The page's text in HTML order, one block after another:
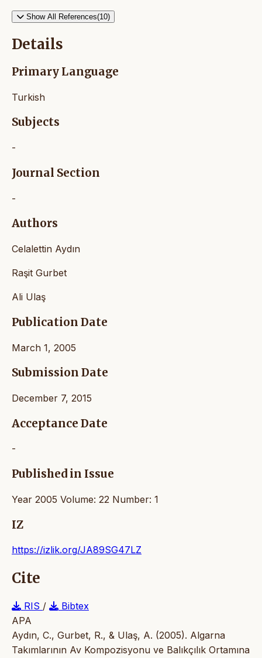
Show All References(10)
Details
Primary Language
Turkish
Subjects
-
Journal Section
-
Authors
Celalettin Aydın
Raşit Gurbet
Ali Ulaş
Publication Date
March 1, 2005
Submission Date
December 7, 2015
Acceptance Date
-
Published in Issue
Year 2005 Volume: 22 Number: 1
IZ
https://izlik.org/JA89SG47LZ
Cite
RIS /
Bibtex
APA
Aydın, C., Gurbet, R., & Ulaş, A. (2005). Algarna
Takımlarının Av Kompozisyonu ve Balıkçılık Ortamına